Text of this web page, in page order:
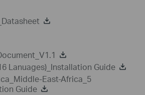
Lanuages)_Installation Guide
East-Africa_5
Guide